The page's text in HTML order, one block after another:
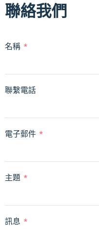
聯絡我們
名稱
聯繫電話
電子郵件
主題
訊息